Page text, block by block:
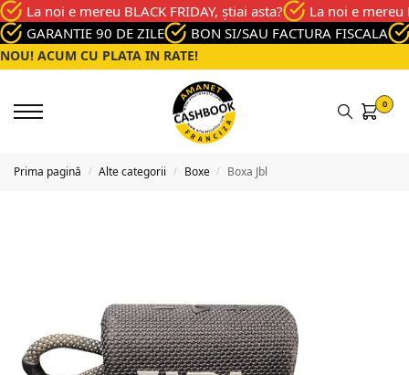
La noi e mereu BLACK FRIDAY, știai asta?
La noi e mereu
GARANTIE 90 DE ZILE
BON SI/SAU FACTURA FISCALA
NOU! ACUM CU PLATA IN RATE!
0
Prima pagină / Alte categorii / Boxe / Boxa Jbl